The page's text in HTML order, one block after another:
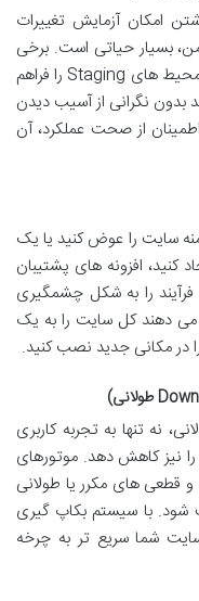
امکان آزمایش تغییرات
بسیار حیاتی است. برخی
از افزونه های پشتیبان گیری، قابلیت ایجاد محیط های Staging را فراهم
بدون نگرانی از آسیب دیدن
از صحت عملکرد، آن
سایت را عوض کنید یا یک
کنید، افزونه های پشتیبان
را به شکل چشمگیری
می دهند کل سایت را به یک
در مکانی جدید نصب کنید.
نه تنها به تجربه کاربری
نیز کاهش دهد. موتورهای
قطعی های مکرر یا طولانی
شود. با سیستم بکاپ گیری
شما سریع تر به چرخه